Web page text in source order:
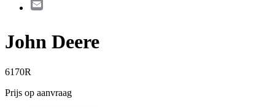
John Deere
6170R
Prijs op aanvraag